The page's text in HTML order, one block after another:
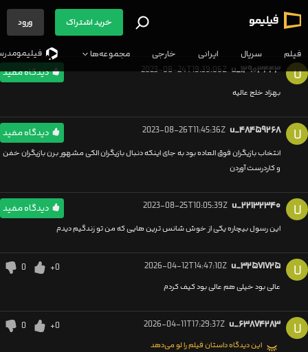
فیلم سریال ایرانی خارجی مجموعه‌ها
خرید اشتراک ورود
U u_۱۲۹۰۳۴۴۳ 2023-08-24T19:39:06Z دیدگاه مفید
بهزاد خلج عالیه
U u_۴۸۴۵۹۲۶۸ 2023-08-26T11:45:36Z دیدگاه مفید
انتخاب بازیگران فوق العاده بود به جای اینکه دنبال بازیگران الکی مشهور برن بازیگران خفن
و کاردرست آوردن
U u_۲۲۱۳۲۳۴۰ 2023-08-25T10:05:39Z دیدگاه مفید
این رسول بیچاره یکی از خوش شانس ترین هایی که من تو زندگیم دیدم
U u_۳۲۵۷۱۷۲۵ 2026-04-12T14:47:10Z
+0
0
عالی بود خیلی هم عالی بود کیف کردم
U u_۶۳۸۷۴۲۸۳ 2026-04-11T17:29:37Z
+0
0
این دیدگاه داستان فیلم را لو می‌دهد